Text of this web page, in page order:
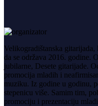
Velikogradištanska
da se održava 2016. godine.
jubilarne, Desete gitarijade.
promocija mladih i
muziku. Iz godine u godinu,
stepenicu više. Samim tim,
promociju i prezentaciju